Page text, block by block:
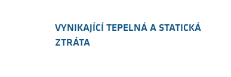
VYNIKAJÍCÍ TEPELNÁ A STATICKÁ
ZTRÁTA